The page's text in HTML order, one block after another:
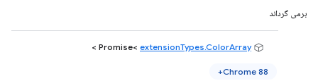
برمی گرداند
Promise<
extensionTypes.ColorArray
>
Chrome 88+